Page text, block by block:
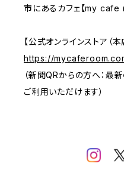
市にあるカフェ【my cafe
【公式オンラインストア（本
https://
（新聞QRからの方へ：最
ご利用いただけます）